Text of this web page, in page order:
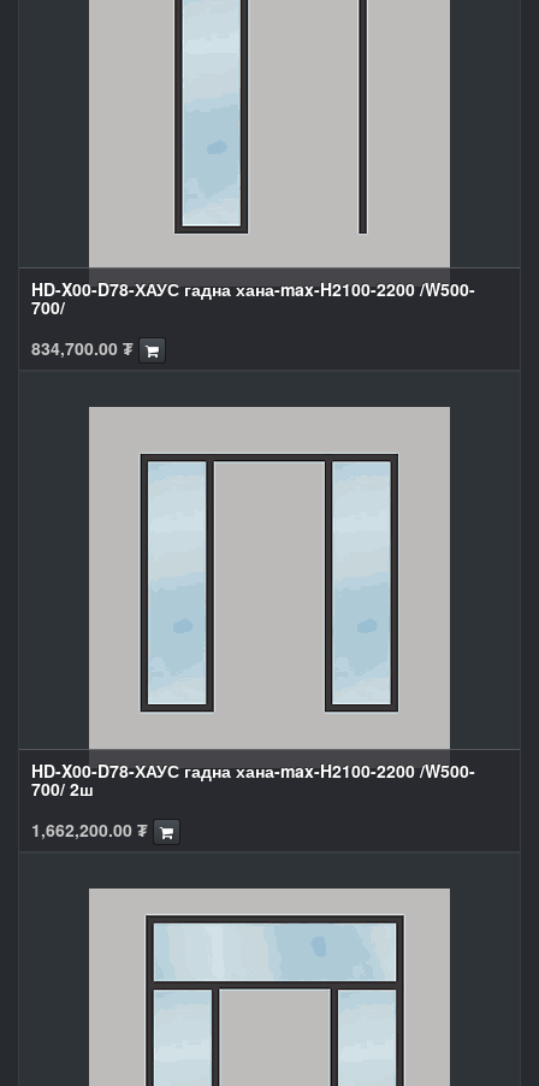
HD-X00-D78-ХАУС гадна хана-max-H2100-2200 /W500-
700/
834,700.00 ₮
HD-X00-D78-ХАУС гадна хана-max-H2100-2200 /W500-
700/ 2ш
1,662,200.00 ₮